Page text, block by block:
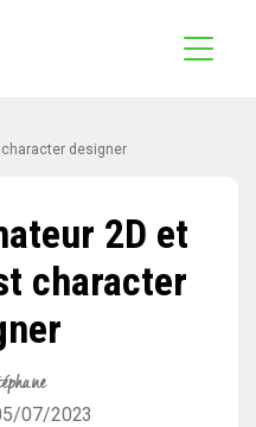
designer
2D et
character
07/2023